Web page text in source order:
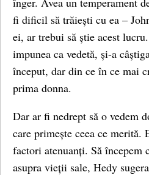
fi dificil să trăiești cu ea –
ei, ar trebui să știe acest
impunea ca vedetă, și-a
început, dar din ce în ce mai
prima donna.
Dar ar fi nedrept să o vedem
care primește ceea ce merită.
factori atenuanți. Să începem
asupra vieții sale, Hedy